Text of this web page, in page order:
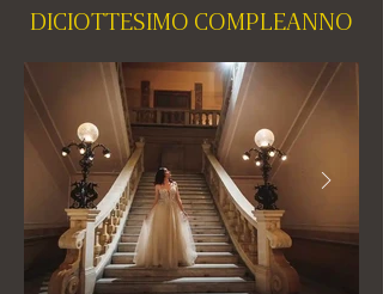
DICIOTTESIMO COMPLEANNO